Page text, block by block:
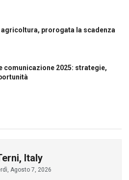
agricoltura, prorogata la scadenza
comunicazione 2025: strategie,
Italy
Agosto 7, 2026